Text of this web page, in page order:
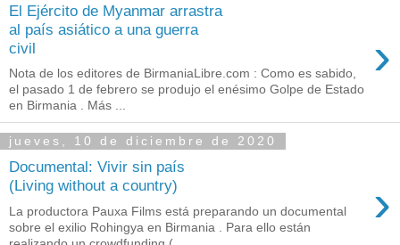
El Ejército de Myanmar arrastra
al país asiático a una guerra
civil
›
Nota de los editores de BirmaniaLibre.com : Como es sabido,
el pasado 1 de febrero se produjo el enésimo Golpe de Estado
en Birmania . Más ...
jueves, 10 de diciembre de 2020
Documental: Vivir sin país
(Living without a country)
›
La productora Pauxa Films está preparando un documental
sobre el exilio Rohingya en Birmania . Para ello están